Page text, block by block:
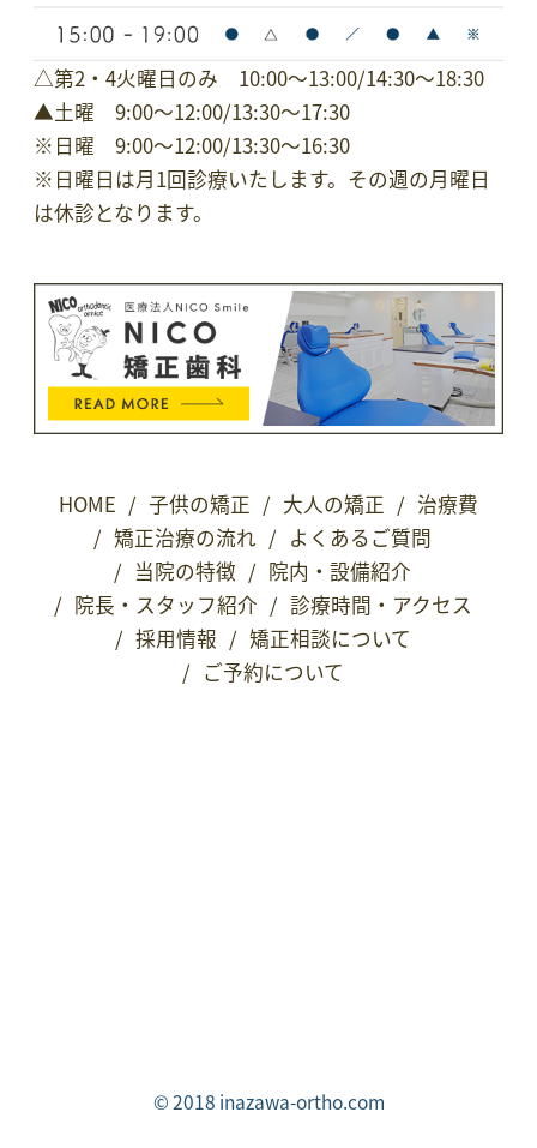
△第2・4火曜日のみ 10:00～13:00/14:30〜18:30
▲土曜 9:00～12:00/13:30～17:30
※日曜 9:00～12:00/13:30～16:30
※ 日曜日は月1回診療いたします。その週の月曜日
は休診となります。
HOME / 子供の矯正 / 大人の矯正 / 治療費
/ 矯正治療の流れ / よくあるご質問
/ 当院の特徴 / 院内・設備紹介
/ 院長・スタッフ紹介 / 診療時間・アクセス
/ 採用情報 / 矯正相談について
/ ご予約について
© 2018 inazawa-ortho.com